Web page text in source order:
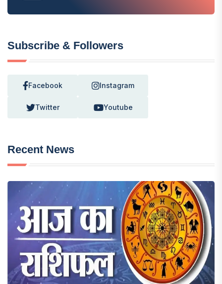
Subscribe & Followers
Facebook Instagram
Twitter Youtube
Recent News